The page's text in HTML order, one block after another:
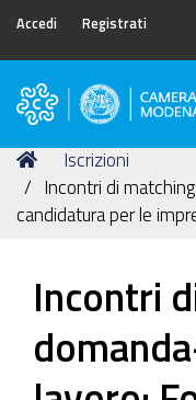
Accedi Registrati
Camera
Commercio
di
Modena
Tu
sei
qui:
Home
Iscrizioni
Incontri di
candidatura per le
Incontri